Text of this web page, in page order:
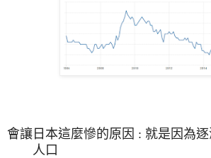
會讓日本這麼慘的原因 : 就是因為
人口